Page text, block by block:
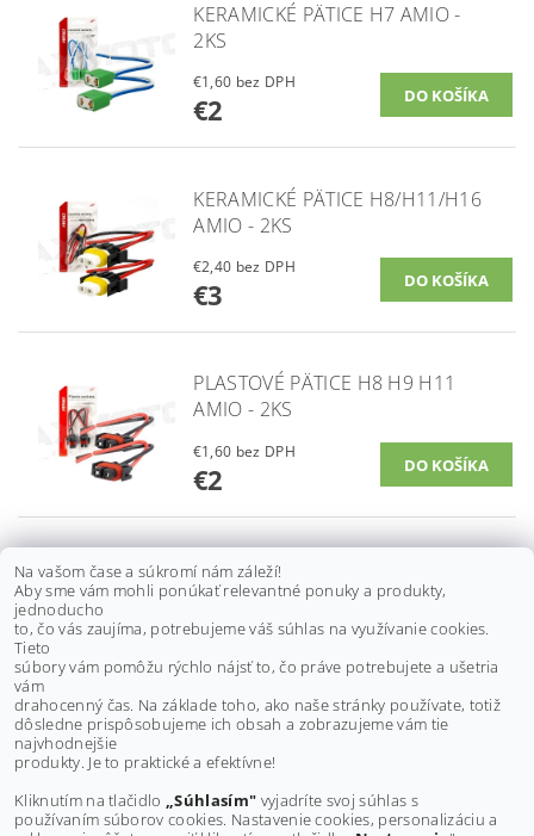
KERAMICKÉ PÄTICE H7 AMIO -
2KS
€1,60 bez DPH
€2
KERAMICKÉ PÄTICE H8/H11/H16
AMIO - 2KS
€2,40 bez DPH
€3
PLASTOVÉ PÄTICE H8 H9 H11
AMIO - 2KS
€1,60 bez DPH
€2
KERAMICKÉ ZÁSUVKY HB3 9005
AMIO - 2KS
€2,10 bez DPH
€2,60
Buďte prvý, kto napíše príspevok k tejto položke.
Na vašom čase a súkromí nám záleží!
Aby sme vám mohli ponúkať relevantné ponuky a produkty,
jednoducho
to, čo vás zaujíma, potrebujeme váš súhlas na využívanie cookies.
Tieto
súbory vám pomôžu rýchlo nájsť to, čo práve potrebujete a ušetria
vám
drahocenný čas. Na základe toho, ako naše stránky používate, totiž
dôsledne prispôsobujeme ich obsah a zobrazujeme vám tie
najvhodnejšie
produkty. Je to praktické a efektívne!
Kliknutím na tlačidlo „Súhlasím" vyjadríte svoj súhlas s
používaním súborov cookies. Nastavenie cookies, personalizáciu a